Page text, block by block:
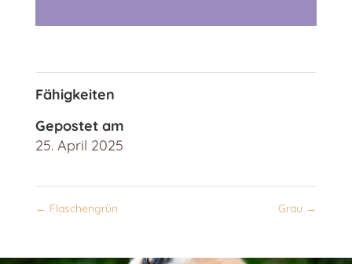
Fähigkeiten
Gepostet am
25. April 2025
← Flaschengrün Grau →